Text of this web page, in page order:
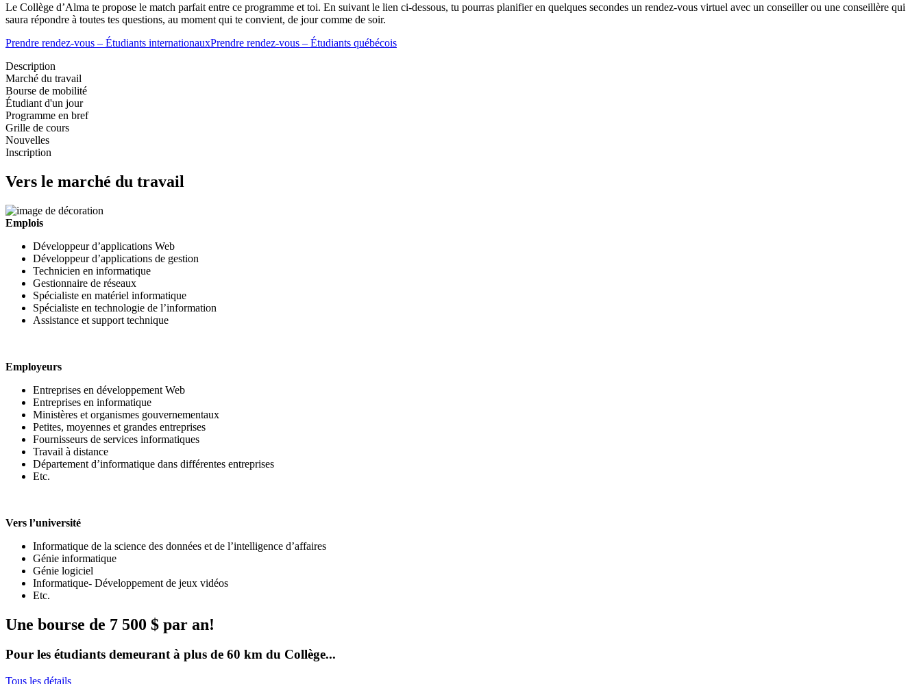
Le Collège d’Alma te propose le match parfait entre ce programme et toi. En suivant le lien ci-dessous, tu pourras planifier en quelques secondes un rendez-vous virtuel avec un conseiller ou une conseillère qui
saura répondre à toutes tes questions, au moment qui te convient, de jour comme de soir.
Prendre rendez-vous – Étudiants internationauxPrendre rendez-vous – Étudiants québécois
Description
Marché du travail
Bourse de mobilité
Étudiant d'un jour
Programme en bref
Grille de cours
Nouvelles
Inscription
Vers le marché du travail
Emplois
Développeur d’applications Web
Développeur d’applications de gestion
Technicien en informatique
Gestionnaire de réseaux
Spécialiste en matériel informatique
Spécialiste en technologie de l’information
Assistance et support technique
Employeurs
Entreprises en développement Web
Entreprises en informatique
Ministères et organismes gouvernementaux
Petites, moyennes et grandes entreprises
Fournisseurs de services informatiques
Travail à distance
Département d’informatique dans différentes entreprises
Etc.
Vers l’université
Informatique de la science des données et de l’intelligence d’affaires
Génie informatique
Génie logiciel
Informatique- Développement de jeux vidéos
Etc.
Une bourse de 7 500 $ par an!
Pour les étudiants demeurant à plus de 60 km du Collège...
Tous les détails